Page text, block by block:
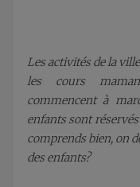
Les activités de la
les cours
commencent à
enfants sont
comprends bien, on
des enfants?